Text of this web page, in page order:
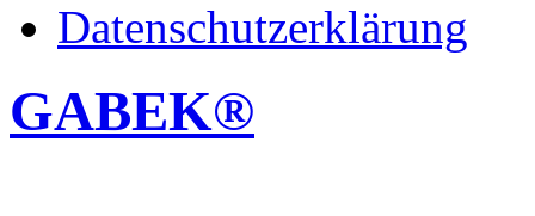
Datenschutzerklärung
GABEK®